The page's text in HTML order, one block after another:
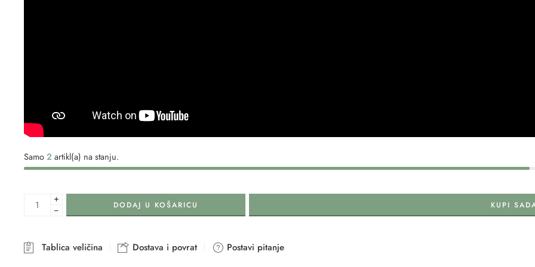
Samo2 artikl(a) na stanju.
+
−
DODAJ U KOŠARICU KUPI
Tablica veličina Dostava i povrat
Postavi pitanje